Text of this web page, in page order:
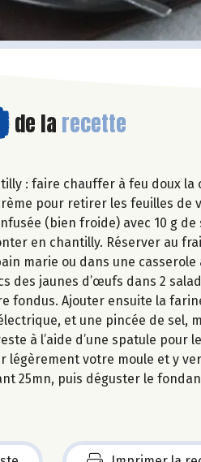
de la recette
: faire chauffer à feu doux
pour retirer les feuilles de
(bien froide) avec 10 g
en chantilly. Réserver au
marie ou dans une
des jaunes d’œufs dans 2
fondus. Ajouter ensuite la
et une pincée de sel,
à l’aide d’une spatule pour
légèrement votre moule et y
25mn, puis déguster le